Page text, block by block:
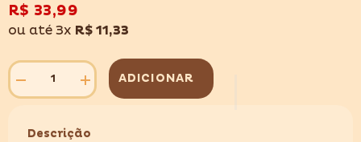
R$ 33,99
ou até 3x R$ 11,33
Diminuir
quantidade
MILK
Aumentar
quantidade
MILK
ADICIONAR
Descrição